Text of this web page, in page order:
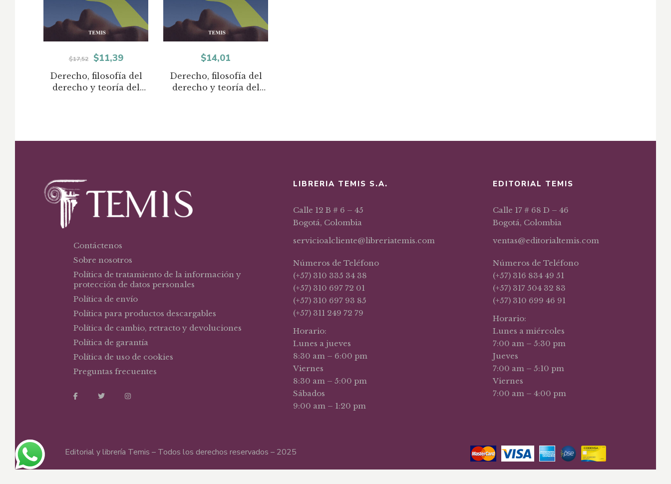
Derecho, filosofía del
derecho y teoría del
$17,52
El
precio
original
$11,39El
precio
actual
Derecho, filosofía del
derecho y teoría del
$14,01
Contáctenos
Sobre nosotros
Política de tratamiento de la información y
protección de datos personales
Política de envío
Política para productos descargables
Política de cambio, retracto y devoluciones
Política de garantía
Política de uso de cookies
Preguntas frecuentes
LIBRERIA TEMIS S.A.
Calle 12 B # 6 – 45
Bogotá, Colombia
servicioalcliente@libreriatemis.com
Números de Teléfono
(+57) 310 335 34 38
(+57) 310 697 72 01
(+57) 310 697 93 85
(+57) 311 249 72 79
Horario:
Lunes a jueves
8:30 am – 6:00 pm
Viernes
8:30 am – 5:00 pm
Sábados
9:00 am – 1:20 pm
EDITORIAL TEMIS
Calle 17 # 68 D – 46
Bogotá, Colombia
ventas@editorialtemis.com
Números de Teléfono
(+57) 316 834 49 51
(+57) 317 504 32 83
(+57) 310 699 46 91
Horario:
Lunes a miércoles
7:00 am – 5:30 pm
Jueves
7:00 am – 5:10 pm
Viernes
7:00 am – 4:00 pm
Editorial y librería Temis – Todos los derechos reservados – 2025